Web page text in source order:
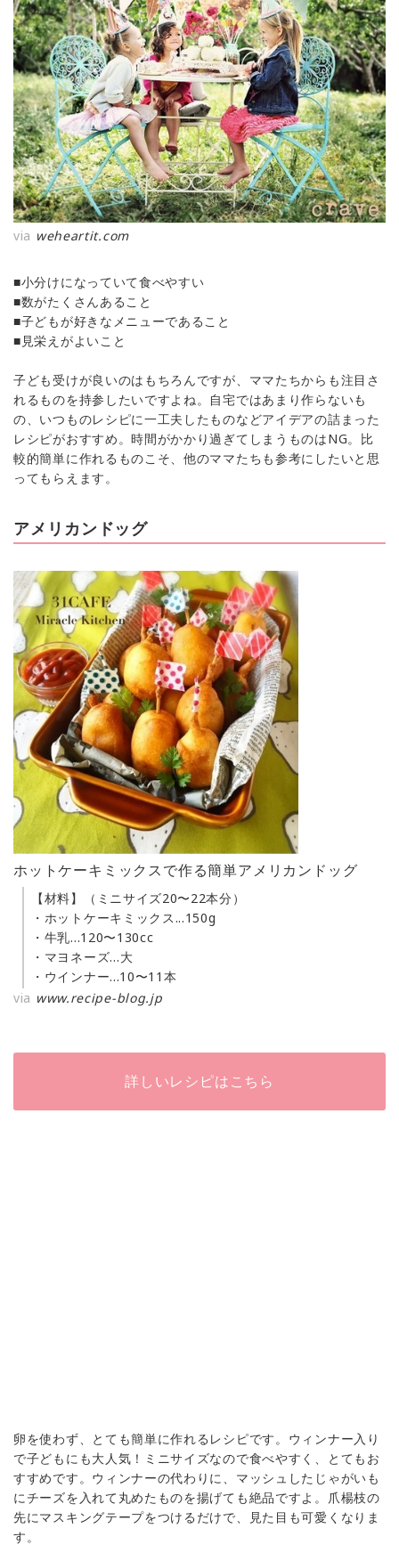
via weheartit.com
■小分けになっていて食べやすい
■数がたくさんあること
■子どもが好きなメニューであること
■見栄えがよいこと
子ども受けが良いのはもちろんですが、ママたちからも注目さ
れるものを持参したいですよね。自宅ではあまり作らないも
の、いつものレシピに一工夫したものなどアイデアの詰まった
レシピがおすすめ。時間がかかり過ぎてしまうものはNG。比
較的簡単に作れるものこそ、他のママたちも参考にしたいと思
ってもらえます。
アメリカンドッグ
ホットケーキミックスで作る簡単アメリカンドッグ
【材料】（ミニサイズ20〜22本分）
・ホットケーキミックス...150g
・牛乳...120〜130cc
・マヨネーズ…大
・ウインナー...10〜11本
via www.recipe-blog.jp
詳しいレシピはこちら
卵を使わず、とても簡単に作れるレシピです。ウィンナー入り
で子どもにも大人気！ミニサイズなので食べやすく、とてもお
すすめです。ウィンナーの代わりに、マッシュしたじゃがいも
にチーズを入れて丸めたものを揚げても絶品ですよ。爪楊枝の
先にマスキングテープをつけるだけで、見た目も可愛くなりま
す。